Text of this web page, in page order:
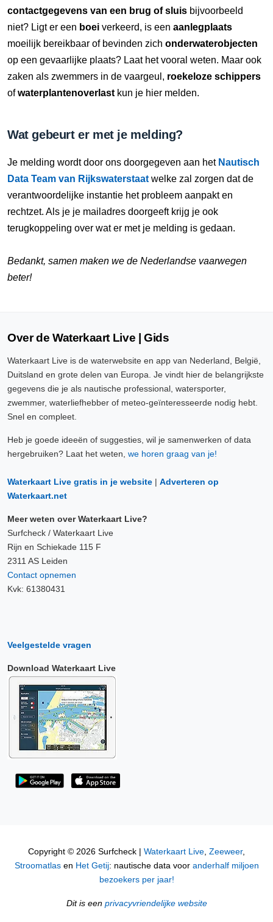
contactgegevens van een brug of sluis bijvoorbeeld
niet? Ligt er een boei verkeerd, is een aanlegplaats
moeilijk bereikbaar of bevinden zich onderwaterobjecten
op een gevaarlijke plaats? Laat het vooral weten. Maar ook
zaken als zwemmers in de vaargeul, roekeloze schippers
ofwaterplantenoverlast kun je hier melden.
Wat gebeurt er met je melding?
Je melding wordt door ons doorgegeven aan het Nautisch
Data Team van Rijkswaterstaat welke zal zorgen dat de
verantwoordelijke instantie het probleem aanpakt en
rechtzet. Als je je mailadres doorgeeft krijg je ook
terugkoppeling over wat er met je melding is gedaan.
Bedankt, samen maken we de Nederlandse vaarwegen
beter!
Over de Waterkaart Live | Gids
Waterkaart Live is de waterwebsite en app van Nederland, België,
Duitsland en grote delen van Europa. Je vindt hier de belangrijkste
gegevens die je als nautische professional, watersporter,
zwemmer, waterliefhebber of meteo-geïnteresseerde nodig hebt.
Snel en compleet.
Heb je goede ideeën of suggesties, wil je samenwerken of data
hergebruiken? Laat het weten, we horen graag van je!
Waterkaart Live gratis in je website | Adverteren op
Waterkaart.net
Meer weten over Waterkaart Live?
Surfcheck / Waterkaart Live
Rijn en Schiekade 115 F
2311 AS Leiden
Contact opnemen
Kvk: 61380431
Veelgestelde vragen
Download Waterkaart Live
Copyright © 2026 Surfcheck | Waterkaart Live, Zeeweer,
Stroomatlasen Het Getij: nautische data voor anderhalf miljoen
bezoekers per jaar!
Dit is een privacyvriendelijke website